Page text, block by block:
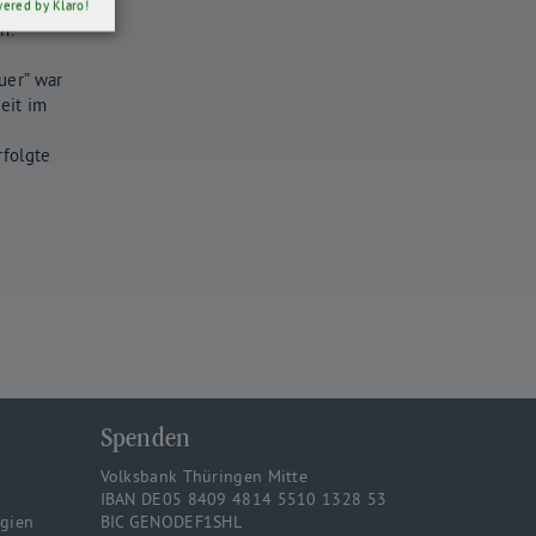
war
im
Spenden
Volksbank Thüringen Mitte
IBAN DE05 8409 4814 5510 1328 53
BIC GENODEF1SHL
by Klaro!